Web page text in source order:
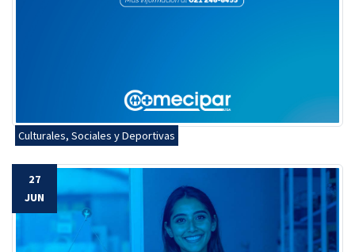
Culturales, Sociales y Deportivas
27
JUN